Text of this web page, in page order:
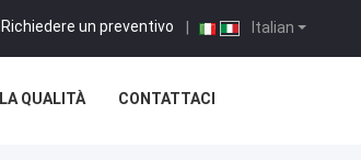
Italian
Richiedere un preventivo
QUALITÀ CONTATTACI